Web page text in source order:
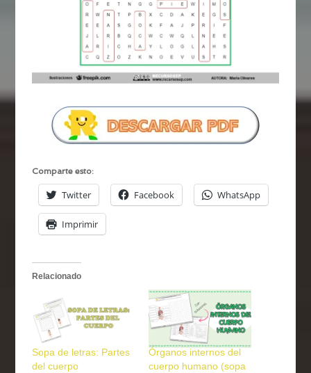
Comparte esto:
Twitter Facebook WhatsApp
Imprimir
Relacionado
Sopa de letras: Partes
del cuerpo
Órganos internos del
cuerpo humano (sopa